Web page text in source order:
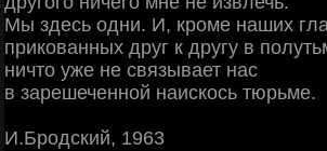
Мы здесь одни. И, кроме наших
прикованных друг к другу в
ничто уже не связывает нас
в зарешеченной наискось тюрьме.
И.Бродский, 1963